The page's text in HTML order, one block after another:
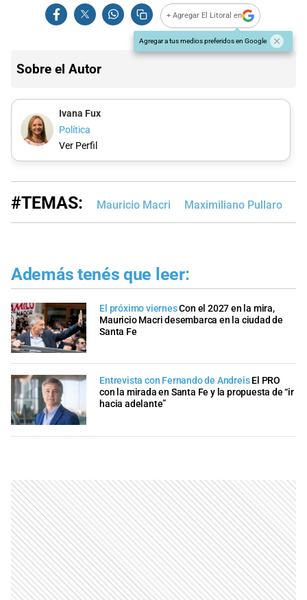
+ Agregar El Litoral en
Agregar a tus medios preferidos en Google
Sobre el Autor
Ivana Fux
Política
Ver Perfil
#TEMAS: Mauricio Macri Maximiliano Pullaro
Además tenés que leer:
El próximo viernesCon el 2027 en la mira,
Mauricio Macri desembarca en la ciudad de
Santa Fe
Entrevista con Fernando de Andreis El PRO
con la mirada en Santa Fe y la propuesta de “ir
hacia adelante”